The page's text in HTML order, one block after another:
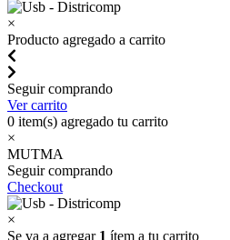
×
Producto agregado a carrito
Seguir comprando
Ver carrito
0 item(s) agregado tu carrito
×
MUTMA
Seguir comprando
Checkout
×
Se va a agregar 1 ítem a tu carrito